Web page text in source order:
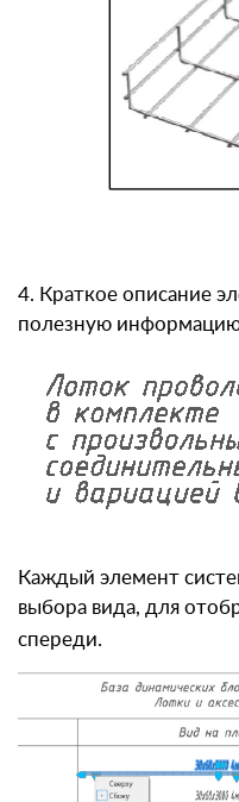
4. Краткое описание
полезную
Каждый элемент
выбора вида, для
спереди.